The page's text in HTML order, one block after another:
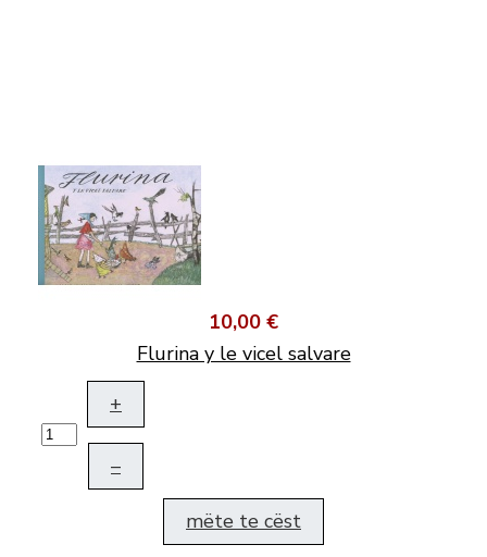
10,00 €
Flurina y le vicel salvare
+
–
mëte te cëst